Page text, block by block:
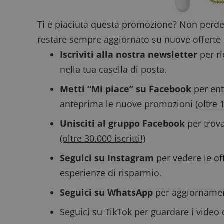
Ti è piaciuta questa promozione? Non
restare sempre aggiornato su nuove offerte
Iscriviti alla nostra newsletter per
nella tua casella di posta.
Metti “Mi piace” su Facebook per
anteprima le nuove promozioni(oltre
Unisciti al gruppo Facebook per
(oltre 30.000 iscritti!)
Seguici su Instagram per vedere le
esperienze di risparmio.
Seguici su WhatsApp per
Seguici su TikTok per guardare i
_pk_id.1.938b
_pk_ses.1.938b
Nome